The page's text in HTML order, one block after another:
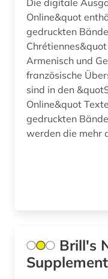
Die digitale
Online&quot
gedruckten
Armenisch und
französische
sind in den
Online&quot
gedruckten
werden die mehr
Brill's